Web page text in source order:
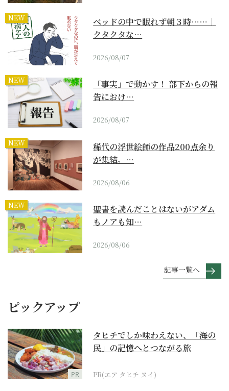
NEW
ベッドの中で眠れず朝３時……｜
クタクタな…
2026/08/07
NEW
「事実」で動かす！ 部下からの報
告におけ…
2026/08/07
NEW
稀代の浮世絵師の作品200点余り
が集結。…
2026/08/06
NEW
聖書を読んだことはないがアダム
もノアも知…
2026/08/06
記事一覧へ
ピックアップ
PR
タヒチでしか味わえない、「海の
民」の記憶へとつながる旅
PR(エア タヒチ ヌイ)